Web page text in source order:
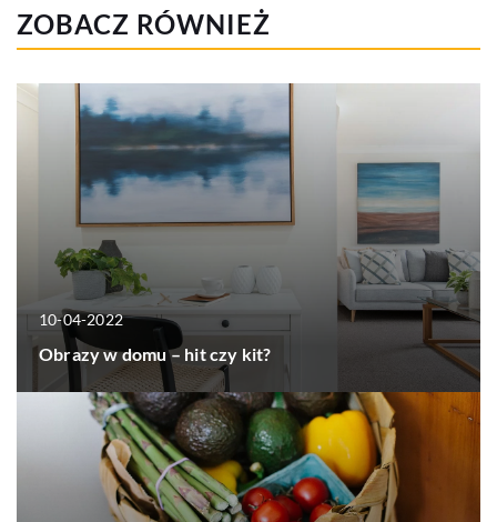
ZOBACZ RÓWNIEŻ
10-04-2022
Obrazy w domu – hit czy kit?